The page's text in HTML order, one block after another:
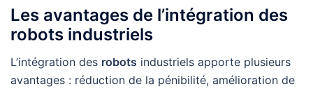
Les avantages de l’intégration des
robots industriels
L’intégration des robots industriels apporte plusieurs
avantages : réduction de la pénibilité, amélioration de